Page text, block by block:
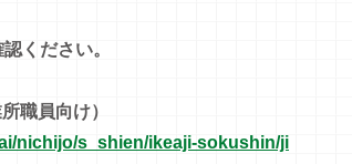
ください。
職員向け）
nichijo/s_shien/ikeaji-sokushin/ji